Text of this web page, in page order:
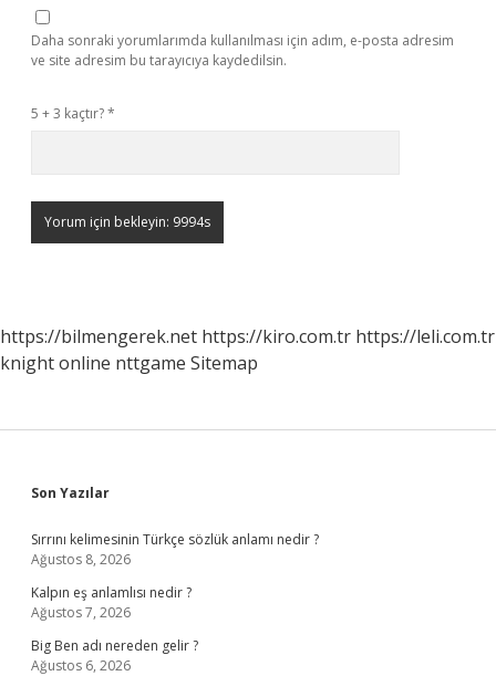
Daha sonraki yorumlarımda kullanılması için adım, e-posta adresim
ve site adresim bu tarayıcıya kaydedilsin.
5 + 3 kaçtır?*
https://bilmengerek.net https://kiro.com.tr https://leli.com.tr
knight online nttgame Sitemap
Sidebar
Son Yazılar
Sırrını kelimesinin Türkçe sözlük anlamı nedir ?
Ağustos 8, 2026
Kalpın eş anlamlısı nedir ?
Ağustos 7, 2026
Big Ben adı nereden gelir ?
Ağustos 6, 2026